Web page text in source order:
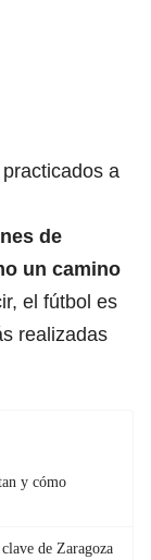
a
de
un camino
el fútbol es
realizadas
y cómo
de Zaragoza